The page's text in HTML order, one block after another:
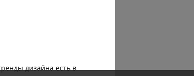
дизайна есть в